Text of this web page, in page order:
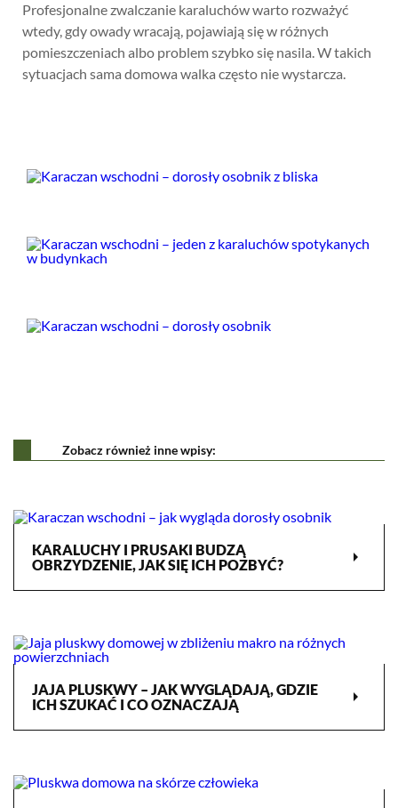
Profesjonalne zwalczanie karaluchów warto rozważyć
wtedy, gdy owady wracają, pojawiają się w różnych
pomieszczeniach albo problem szybko się nasila. W takich
sytuacjach sama domowa walka często nie wystarcza.
Zobacz również inne wpisy:
KARALUCHY I PRUSAKI BUDZĄ
OBRZYDZENIE, JAK SIĘ ICH POZBYĆ?
arrow_right
JAJA PLUSKWY – JAK WYGLĄDAJĄ, GDZIE
ICH SZUKAĆ I CO OZNACZAJĄ
arrow_right